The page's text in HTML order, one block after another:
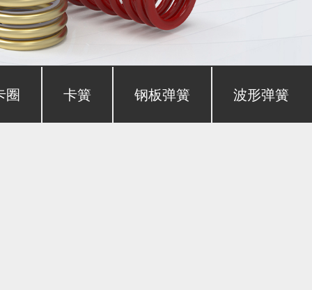
圈 卡簧 钢板弹簧 波形弹簧